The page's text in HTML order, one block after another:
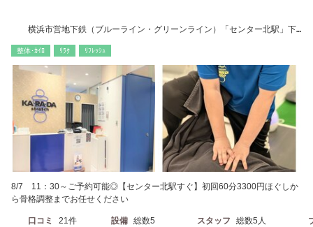
横浜市営地下鉄（ブルーライン・グリーンライン）「センター北駅」下
整体･ｶｲﾛ ﾘﾗｸ ﾘﾌﾚｯｼｭ
8/7 11：30～ご予約可能◎【センター北駅すぐ】初回60分3300円ほぐしか
ら骨格調整までお任せください
口コミ 21件 設備 総数5 スタッフ 総数5人